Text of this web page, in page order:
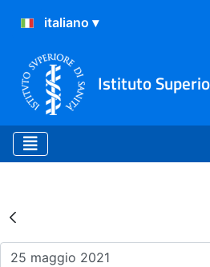
Istituto
Risultati della